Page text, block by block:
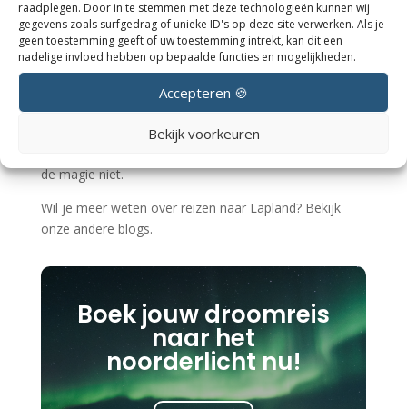
raadplegen. Door in te stemmen met deze technologieën kunnen wij
gegevens zoals surfgedrag of unieke ID's op deze site verwerken. Als je
geen toestemming geeft of uw toestemming intrekt, kan dit een
nadelige invloed hebben op bepaalde functies en mogelijkheden.
Accepteren 🍪
Bekijk voorkeuren
Ben je juist op zoek naar uitgebreide pistes of après-
ski? Dan kun je beter kijken naar andere gebieden
binnen Lapland.
Conclusie: je hoeft absoluut geen skiër te zijn om hier
een geweldige reis te hebben. Hotel Iso Syöte draait
de magie niet.
Wil je meer weten over reizen naar Lapland? Bekijk
onze andere blogs.
Boek jouw droomreis
naar het
noorderlicht nu!